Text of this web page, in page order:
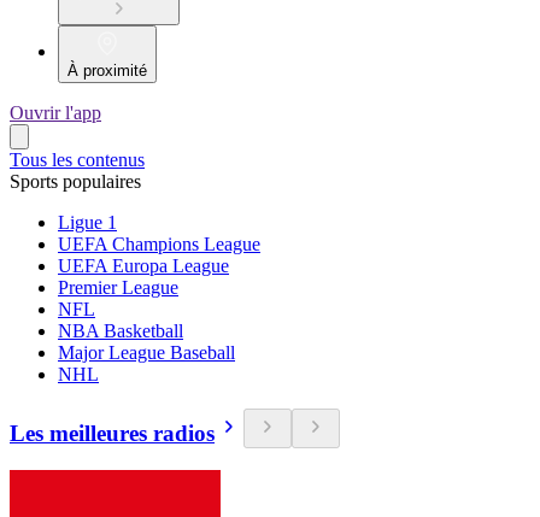
À proximité
Ouvrir l'app
Tous les contenus
Sports populaires
Ligue 1
UEFA Champions League
UEFA Europa League
Premier League
NFL
NBA Basketball
Major League Baseball
NHL
Les meilleures radios